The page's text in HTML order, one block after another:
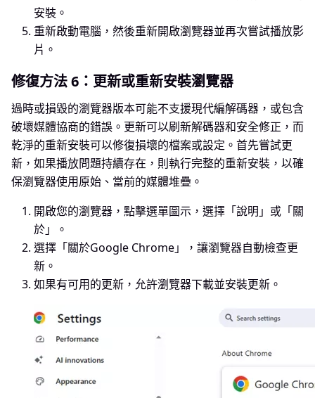
安裝。
重新啟動電腦，然後重新開啟瀏覽器並再次嘗試播放影
片。
修復方法 6：更新或重新安裝瀏覽器
過時或損毀的瀏覽器版本可能不支援現代編解碼器，或包含
破壞媒體協商的錯誤。更新可以刷新解碼器和安全修正，而
乾淨的重新安裝可以修復損壞的檔案或設定。首先嘗試更
新，如果播放問題持續存在，則執行完整的重新安裝，以確
保瀏覽器使用原始、當前的媒體堆疊。
開啟您的瀏覽器，點擊選單圖示，選擇「說明」或「關
於」。
選擇「關於Google Chrome」，讓瀏覽器自動檢查更
新。
如果有可用的更新，允許瀏覽器下載並安裝更新。